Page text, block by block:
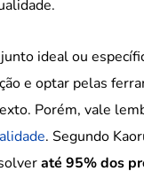
ideal ou
e optar pelas
Porém, vale
. Segundo
até 95% dos